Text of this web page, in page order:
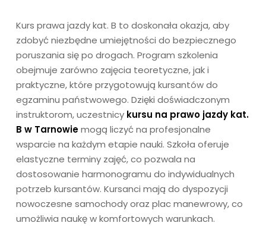
Kurs prawa jazdy kat. B to doskonała okazja, aby
zdobyć niezbędne umiejętności do bezpiecznego
poruszania się po drogach. Program szkolenia
obejmuje zarówno zajęcia teoretyczne, jak i
praktyczne, które przygotowują kursantów do
egzaminu państwowego. Dzięki doświadczonym
instruktorom, uczestnicy kursu na prawo jazdy kat.
B w Tarnowiemogą liczyć na profesjonalne
wsparcie na każdym etapie nauki. Szkoła oferuje
elastyczne terminy zajęć, co pozwala na
dostosowanie harmonogramu do indywidualnych
potrzeb kursantów. Kursanci mają do dyspozycji
nowoczesne samochody oraz plac manewrowy, co
umożliwia naukę w komfortowych warunkach.